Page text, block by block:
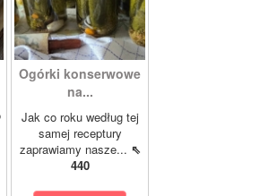
Ogórki konserwowe
na...
Jak co roku według tej
samej receptury
zaprawiamy nasze... ⇖
440